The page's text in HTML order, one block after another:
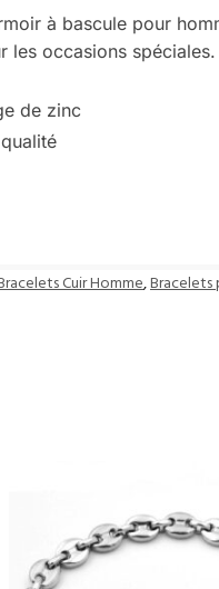
à bascule pour
les occasions spéciales.
de zinc
Cuir Homme,